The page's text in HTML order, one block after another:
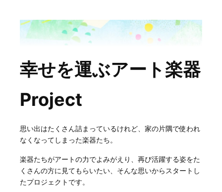
幸せを運ぶアート楽器
Project
思い出はたくさん詰まっているけれど、家の片隅で使われ
なくなってしまった楽器たち。
楽器たちがアートの力でよみがえり、再び活躍する姿をた
くさんの方に見てもらいたい、そんな思いからスタートし
たプロジェクトです。